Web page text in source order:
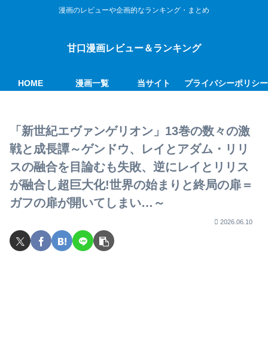
漫画のレビューや企画的なランキング・まとめ
甘口漫画レビュー＆ランキング
HOME 漫画一覧 当サイト プライバシーポリシー
「新世紀エヴァンゲリオン」13巻の数々の激
戦と成長譚～ゲンドウ、レイとアダム・リリ
スの融合を目論むも失敗、逆にレイとリリス
が融合し超巨大化!世界の始まりと終局の扉＝
ガフの扉が開いてしまい…～
2026.06.10